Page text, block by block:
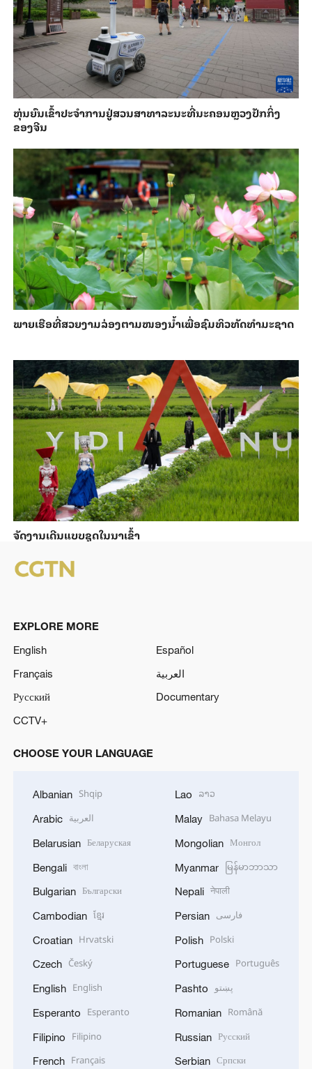
​ຫຸ່ນ​ຍົນ​ເຂົ້າ​ປະ​ຈຳ​ການ​ຢູ່​ສວນ​ສາ​ທາ​ລະ​ນະ​ທີ່​ນະ​ຄອນຫຼວງ​ປັກ​ກິ່ງ​
ຂອງ​ຈີນ
ພາຍ​ເຮືອທີ່​ສວຍ​ງາມ​ລ່ອງ​ຕາມ​​ໜອງນ້ຳ​​ເພື່ອ​ຊົມ​ທິວ​ທັດ​ທຳ​ມະ​ຊາດ
ຈັດງານເດີນແບບຊຸດໃນນາເຂົ້າ
EXPLORE MORE
English
Español
Français
العربية
Русский
Documentary
CCTV+
CHOOSE YOUR LANGUAGE
Albanian Shqip
Arabic العربية
Belarusian Беларуская
Bengali বাংলা
Bulgarian Български
Cambodian ខ្មែរ
Croatian Hrvatski
Czech Český
English English
Esperanto Esperanto
Filipino Filipino
French Français
Lao ລາວ
Malay Bahasa Melayu
Mongolian Монгол
Myanmar မြန်မာဘာသာ
Nepali नेपाली
Persian فارسی
Polish Polski
Portuguese Português
Pashto پښتو
Romanian Română
Russian Русский
Serbian Српски